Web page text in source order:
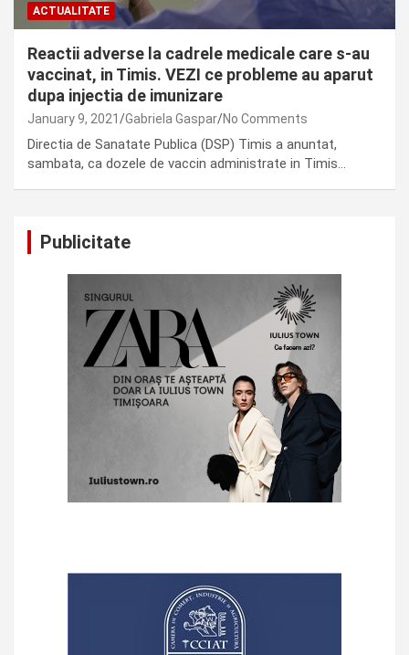
ACTUALITATE
Reactii adverse la cadrele medicale care s-au
vaccinat, in Timis. VEZI ce probleme au aparut
dupa injectia de imunizare
January 9, 2021 Gabriela Gaspar No Comments
Directia de Sanatate Publica (DSP) Timis a anuntat,
sambata, ca dozele de vaccin administrate in Timis…
Publicitate